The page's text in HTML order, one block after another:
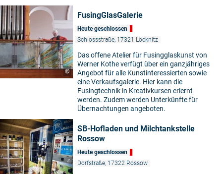
©
FusingGlasGalerie
Heute geschlossen
Schlossstraße, 17321 Löcknitz
Das offene Atelier für Fusingglaskunst von
Werner Kothe verfügt über ein ganzjähriges
Angebot für alle Kunstinteressierten sowie
eine Verkaufsgalerie. Hier kann die
Fusingtechnik in Kreativkursen erlernt
werden. Zudem werden Unterkünfte für
Übernachtungen angeboten.
SB-Hofladen und Milchtankstelle
Rossow
Heute geschlossen
Dorfstraße, 17322 Rossow